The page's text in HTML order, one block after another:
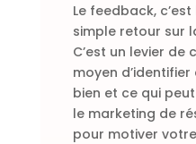
Le feedback,
simple retour sur
C’est un levier de
moyen
bien et ce qui
le marketing de
pour motiver